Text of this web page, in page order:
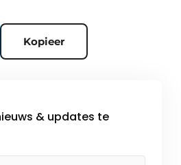
Kopieer
& updates te